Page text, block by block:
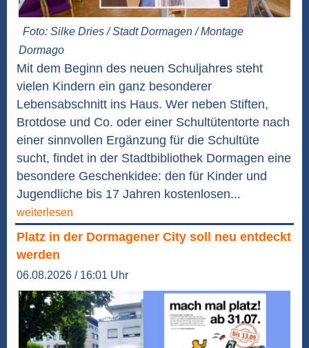
Foto: Silke Dries / Stadt Dormagen / Montage
Dormago
Mit dem Beginn des neuen Schuljahres steht
vielen Kindern ein ganz besonderer
Lebensabschnitt ins Haus. Wer neben Stiften,
Brotdose und Co. oder einer Schultütentorte nach
einer sinnvollen Ergänzung für die Schultüte
sucht, findet in der Stadtbibliothek Dormagen eine
besondere Geschenkidee: den für Kinder und
Jugendliche bis 17 Jahren kostenlosen...
weiterlesen
Platz in der Dormagener City soll neu entdeckt
werden
06.08.2026 / 16:01 Uhr